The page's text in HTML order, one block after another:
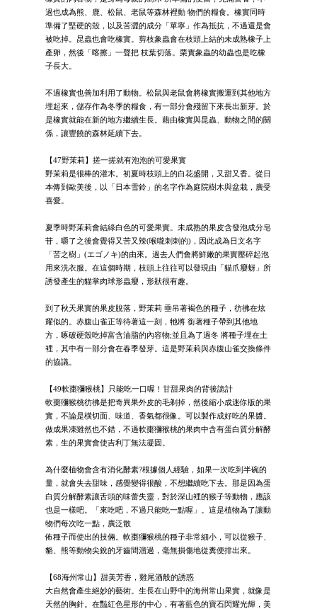
過也成為熊、鹿、松鼠、老鼠等森林裡動 物們的糧食。橡實同時
準備了堅硬的殼，以及苦澀的成分「單寧」作為抵抗，不過還是會
被吃掉。昆蟲也會吃橡實。剪枝象蟲會在枝頭上結的未成熟橡子上
產卵，然後「喀擦」一聲把 枝葉切落。栗實象蟲的幼蟲也是吃橡
子長大。
不過橡實也善加利用了動物。松鼠與老鼠會將橡實搬運到其他地方
埋起來，儲存作為冬季的糧食，有一部分會殘留下來長出新芽。於
是橡實就能在新的地方繼續生長。藉由橡實與昆蟲、動物之間的關
係，讓豐饒的森林延續下去。
【47野茉莉】搓一搓就有泡泡的可愛果實
野茉莉是很棒的灌木。初夏時枝頭上的白花盛開，又甜又香。從日
本傳到歐美後，以「日本雪鈴」的名字作為庭院樹木與盆栽，廣受
喜愛。
夏季時野茉莉會結綠白色的可愛果實。未成熟的果皮含發泡成分皂
苷，嚼了之後會覺得又苦又辣(喉嚨刺刺的)，因此成為日文名字
「苦之樹」(エゴノキ)的由來。過去人們會將鮮嫩的果實壓碎起泡
用來洗衣服。在這個時期，枝頭上往往可以發現由「貓爪癭蚜」所
誘發產生的貓掌肉球形蟲癭，形狀很有趣。
到了秋天果實的果皮脫落，野茉莉 垂吊著褐色的種子，彷彿在炫
耀似的。赤腹山雀正等待著這一刻，牠將 銜著種子帶到其他地
方，啄破硬殼吃掉富含油脂的內容物;並且為了過冬 將種子埋在土
裡，其中有一部分會在春季發芽。這是野茉莉與赤腹山雀交換條件
的協議。
【49軟棗獼猴桃】只能吃一口喔！甘甜果肉的背後詭計
軟棗獼猴桃彷彿是把奇異果外皮的毛剃掉，然後縮小成迷你版的果
實，不論是橫切面、味道、香氣都很像。可以製作成好吃的果醬。
做成果凍雖然也不錯，不過軟棗獼猴桃的果肉中含有蛋白質分解酵
素，生的果實會使吉利丁無法凝固。
為什麼植物會含有消化酵素?根據個人經驗，如果一次吃到半碗的
量，就會失去甜味，感覺變得很酸，不想繼續吃下去。那是因為蛋
白質分解酵素讓舌頭的味蕾失靈，對於深山裡的猴子等動物，應該
也是一樣吧。「來吃吧，不過只能吃一點喔」。這是植物為了讓動
物們每次吃一點，廣泛散
佈種子而使出的技倆。軟棗獼猴桃的種子非常細小，可以從猴子、
貉、熊等動物尖銳的牙齒間溜過，毫無損傷地從糞便排出來。
【68海州常山】甜美芳香，雞尾酒般的誘惑
大自然會產生絕妙的藝術。生長在山野中的海州常山果實，就像是
天然的胸針。在豔紅色星形的中心，有著藍色的寶石閃耀光輝，美